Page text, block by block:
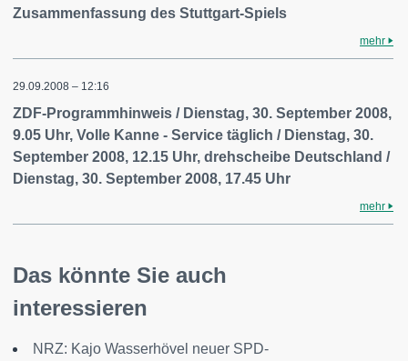
Zusammenfassung des Stuttgart-Spiels
mehr
29.09.2008 – 12:16
ZDF-Programmhinweis / Dienstag, 30. September 2008,
9.05 Uhr, Volle Kanne - Service täglich / Dienstag, 30.
September 2008, 12.15 Uhr, drehscheibe Deutschland /
Dienstag, 30. September 2008, 17.45 Uhr
mehr
Das könnte Sie auch
interessieren
NRZ: Kajo Wasserhövel neuer SPD-